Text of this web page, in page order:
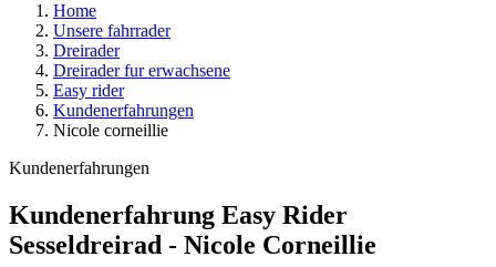
Home
Unsere fahrrader
Dreirader
Dreirader fur erwachsene
Easy rider
Kundenerfahrungen
Nicole corneillie
Kundenerfahrungen
Kundenerfahrung Easy Rider
Sesseldreirad - Nicole Corneillie